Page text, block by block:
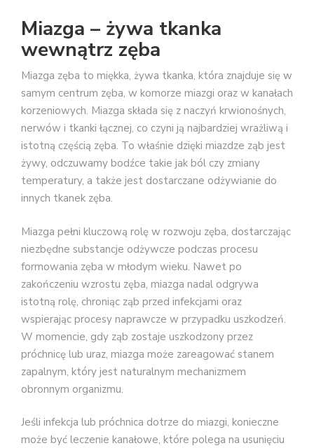
Miazga – żywa tkanka
wewnątrz zęba
Miazga zęba to miękka, żywa tkanka, która znajduje się w
samym centrum zęba, w komorze miazgi oraz w kanałach
korzeniowych. Miazga składa się z naczyń krwionośnych,
nerwów i tkanki łącznej, co czyni ją najbardziej wrażliwą i
istotną częścią zęba. To właśnie dzięki miazdze ząb jest
żywy, odczuwamy bodźce takie jak ból czy zmiany
temperatury, a także jest dostarczane odżywianie do
innych tkanek zęba.
Miazga pełni kluczową rolę w rozwoju zęba, dostarczając
niezbędne substancje odżywcze podczas procesu
formowania zęba w młodym wieku. Nawet po
zakończeniu wzrostu zęba, miazga nadal odgrywa
istotną rolę, chroniąc ząb przed infekcjami oraz
wspierając procesy naprawcze w przypadku uszkodzeń.
W momencie, gdy ząb zostaje uszkodzony przez
próchnicę lub uraz, miazga może zareagować stanem
zapalnym, który jest naturalnym mechanizmem
obronnym organizmu.
Jeśli infekcja lub próchnica dotrze do miazgi, konieczne
może być leczenie kanałowe, które polega na usunięciu